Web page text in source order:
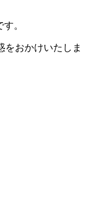
。
をおかけいたしま